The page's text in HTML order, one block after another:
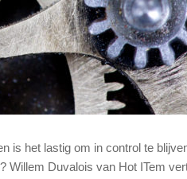
is het lastig om in control te
Willem Duvalois van Hot ITem